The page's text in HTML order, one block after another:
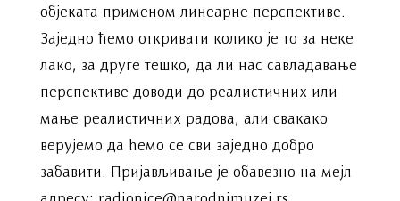
објеката применом линеарне перспективе.
Заједно ћемо откривати колико је то за неке
лако, за друге тешко, да ли нас савладавање
перспективе доводи до реалистичних или
мање реалистичних радова, али свакако
верујемо да ћемо се сви заједно добро
забавити. Пријављивање је обавезно на мејл